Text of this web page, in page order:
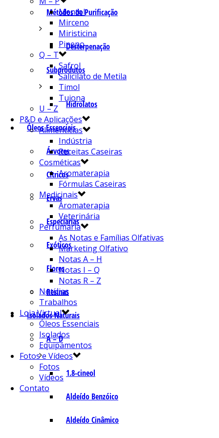
Métodos de Purificação
Desterpenação
Subprodutos
Hidrolatos
Óleos Essenciais
Árvores
Cítricos
Ervas
Especiarias
Exóticos
Flores
Resinas
Isolados Naturais
A – D
1.8-cineol
Aldeído Benzóico
Aldeído Cinâmico
Mentol
Mirceno
Miristicina
Pineno
Q – T
Safrol
Salicilato de Metila
Timol
Tujona
U – Z
P&D e Aplicações
Alimentícias
Indústria
Receitas Caseiras
Cosméticas
Aromaterapia
Fórmulas Caseiras
Medicinais
Aromaterapia
Veterinária
Perfumaria
As Notas e Famílias Olfativas
Marketing Olfativo
Notas A – H
Notas I – Q
Notas R – Z
Notícias
Trabalhos
Loja Virtual
Óleos Essenciais
Isolados
Equipamentos
Fotos e Vídeos
Fotos
Vídeos
Contato